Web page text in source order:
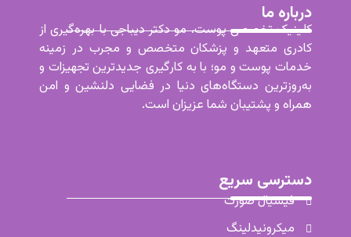
درباره ما
کلینیک تخصصی پوست، مو دکتر دیباجی با بهره‌گیری از
کادری متعهد و پزشکان متخصص و مجرب در زمینه
خدمات پوست و مو؛ با به کارگیری جدیدترین تجهیزات و
به‌روزترین دستگاه‌های دنیا در فضایی دلنشین و امن
همراه و پشتیبان شما عزیزان است.
دسترسی سریع
فیشیال صورت
میکرونیدلینگ